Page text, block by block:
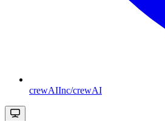
crewAIInc/crewAI